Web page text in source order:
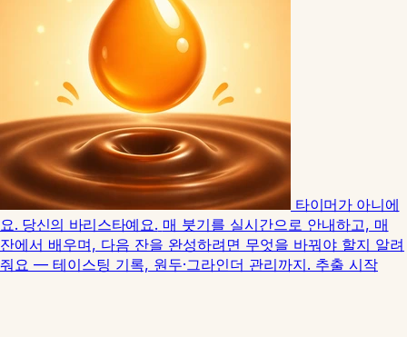
타이머가 아니에
요. 당신의 바리스타예요. 매 붓기를 실시간으로 안내하고, 매
잔에서 배우며, 다음 잔을 완성하려면 무엇을 바꿔야 할지 알려
줘요 — 테이스팅 기록, 원두·그라인더 관리까지. 추출 시작